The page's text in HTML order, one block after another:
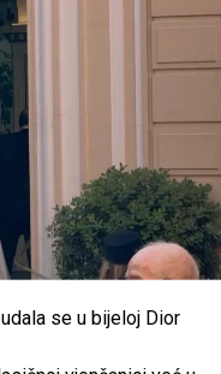
se u bijeloj Dior